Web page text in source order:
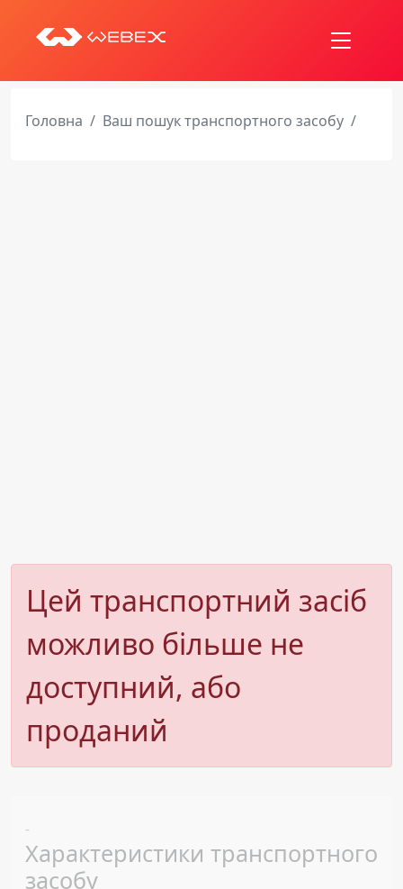
Головна Ваш пошук транспортного засобу
Цей транспортний засіб
можливо більше не
доступний, або
проданий
-
Характеристики транспортного
засобу